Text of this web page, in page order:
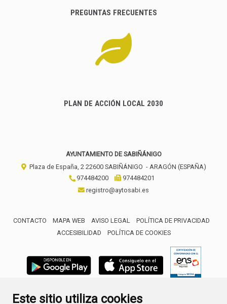
Este sitio utiliza cookies
PREGUNTAS FRECUENTES
PLAN DE ACCIÓN LOCAL 2030
AYUNTAMIENTO DE SABIÑÁNIGO
Plaza de España, 2 22600 SABIÑÁNIGO - ARAGÓN (ESPAÑA)
974484200
974484201
registro@aytosabi.es
CONTACTO MAPA WEB AVISO LEGAL
POLÍTICA DE PRIVACIDAD
ACCESIBILIDAD
POLÍTICA DE COOKIES